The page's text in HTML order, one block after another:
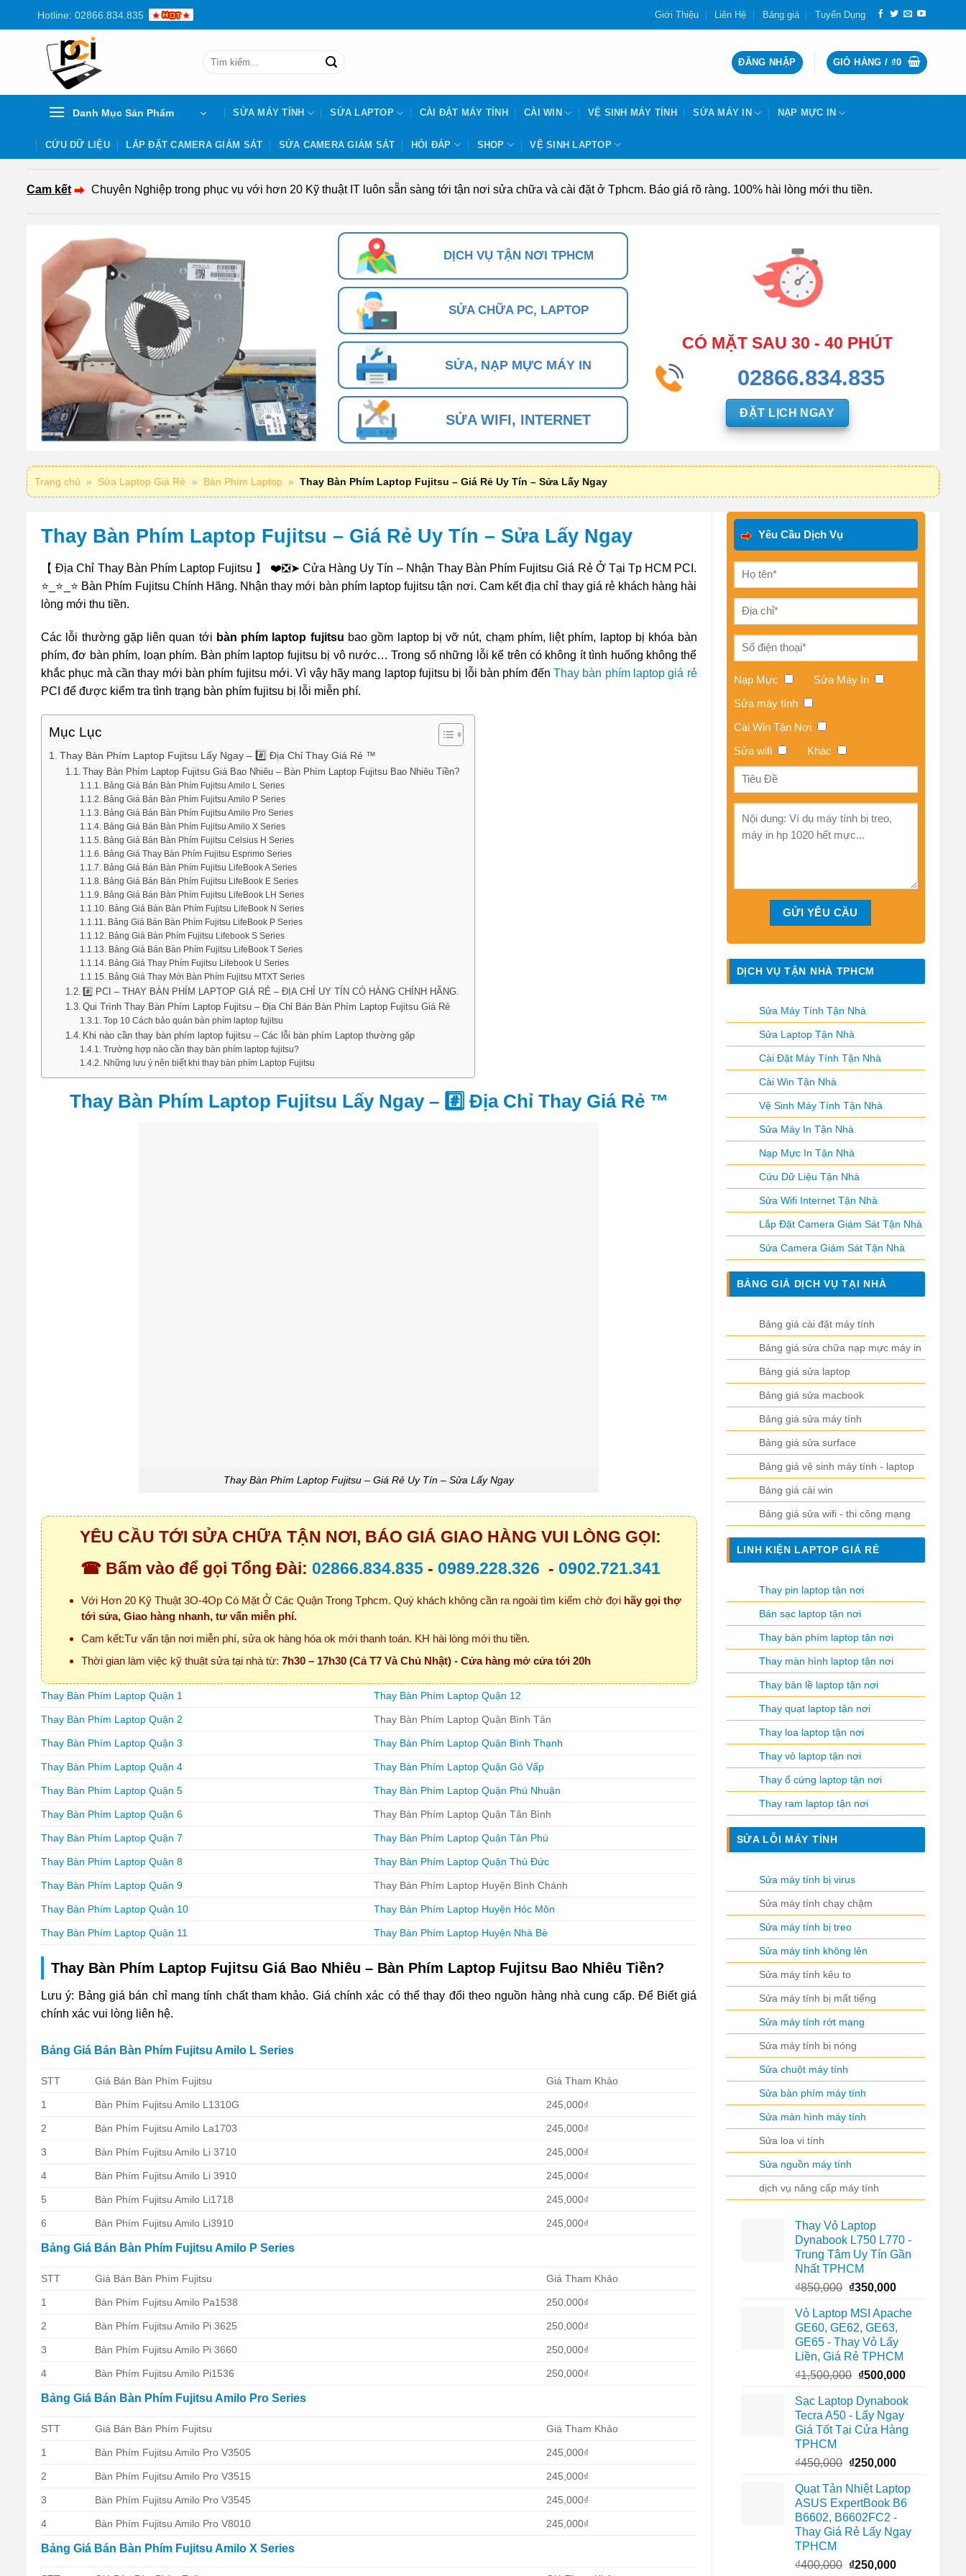
Hotline: 02866.834.835 Giới Thiệu Liên Hệ Bảng giá Tuyển Dụng
Tìm
ĐĂNG NHẬP GIỎ HÀNG / ₫0
Danh Mục Sản Phẩm SỬA MÁY TÍNH SỬA LAPTOP CÀI ĐẶT MÁY TÍNH CÀI WIN VỆ SINH MÁY TÍNH SỬA MÁY IN NẠP MỰC IN
CỨU DỮ LIỆU LẮP ĐẶT CAMERA GIÁM SÁT SỬA CAMERA GIÁM SÁT HỎI ĐÁP SHOP VỆ SINH LAPTOP
Cam kết Chuyên Nghiệp trong phục vụ với hơn 20 Kỹ thuật IT luôn sẵn sàng tới tận nơi sửa chữa và cài đặt ở Tphcm. Báo giá rõ ràng. 100% hài lòng mới thu tiền.
DỊCH VỤ TẬN NƠI TPHCM
SỬA CHỮA PC, LAPTOP
SỬA, NẠP MỰC MÁY IN
SỬA WIFI, INTERNET
CÓ MẶT SAU 30 - 40 PHÚT
02866.834.835
ĐẶT LỊCH NGAY
Trang chủ » Sửa Laptop Giá Rẻ » Bàn Phím Laptop » Thay Bàn Phím Laptop Fujitsu – Giá Rẻ Uy Tín – Sửa Lấy Ngay
Thay Bàn Phím Laptop Fujitsu – Giá Rẻ Uy Tín – Sửa Lấy Ngay
【 Địa Chỉ Thay Bàn Phím Laptop Fujitsu 】 ❤️❎➤ Cửa Hàng Uy Tín – Nhận Thay Bàn Phím Fujitsu Giá Rẻ Ở Tại Tp HCM PCI.
⭐_⭐_⭐ Bàn Phím Fujitsu Chính Hãng. Nhận thay mới bàn phím laptop fujitsu tận nơi. Cam kết địa chỉ thay giá rẻ khách hàng hài
lòng mới thu tiền.
Các lỗi thường gặp liên quan tới bàn phím laptop fujitsu bao gồm laptop bị vỡ nút, chạm phím, liệt phím, laptop bị khóa bàn
phím, đơ bàn phím, loạn phím. Bàn phím laptop fujitsu bị vô nước… Trong số những lỗi kể trên có không ít tình huống không thể
khắc phục mà cần thay mới bàn phím fujitsu mới. Vì vậy hãy mang laptop fujitsu bị lỗi bàn phím đến Thay bàn phím laptop giá rẻ
PCI để được kiểm tra tình trạng bàn phím fujitsu bị lỗi miễn phí.
Mục Lục
Thay Bàn Phím Laptop Fujitsu Lấy Ngay – #️⃣ Địa Chỉ Thay Giá Rẻ ™
Thay Bàn Phím Laptop Fujitsu Giá Bao Nhiêu – Bàn Phím Laptop Fujitsu Bao Nhiêu Tiền?
Bảng Giá Bán Bàn Phím Fujitsu Amilo L Series
Bảng Giá Bán Bàn Phím Fujitsu Amilo P Series
Bảng Giá Bán Bàn Phím Fujitsu Amilo Pro Series
Bảng Giá Bán Bàn Phím Fujitsu Amilo X Series
Bảng Giá Bán Bàn Phím Fujitsu Celsius H Series
Bảng Giá Thay Bàn Phím Fujitsu Esprimo Series
Bảng Giá Bán Bàn Phím Fujitsu LifeBook A Series
Bảng Giá Bán Bàn Phím Fujitsu LifeBook E Series
Bảng Giá Bán Bàn Phím Fujitsu LifeBook LH Series
Bảng Giá Bán Bàn Phím Fujitsu LifeBook N Series
Bảng Giá Bán Bàn Phím Fujitsu LifeBook P Series
Bảng Giá Bàn Phím Fujitsu Lifebook S Series
Bảng Giá Bán Bàn Phím Fujitsu LifeBook T Series
Bảng Giá Thay Phím Fujitsu Lifebook U Series
Bảng Giá Thay Mới Bàn Phím Fujitsu MTXT Series
#️⃣ PCI – THAY BÀN PHÍM LAPTOP GIÁ RẺ – ĐỊA CHỈ UY TÍN CÓ HÀNG CHÍNH HÃNG.
Qui Trình Thay Bàn Phím Laptop Fujitsu – Địa Chỉ Bán Bàn Phím Laptop Fujitsu Giá Rẻ
Top 10 Cách bảo quản bàn phím laptop fujitsu
Khi nào cần thay bàn phím laptop fujitsu – Các lỗi bàn phím Laptop thường gặp
Trường hợp nào cần thay bàn phím laptop fujitsu?
Những lưu ý nên biết khi thay bàn phím Laptop Fujitsu
Thay Bàn Phím Laptop Fujitsu Lấy Ngay – #️⃣ Địa Chỉ Thay Giá Rẻ ™
Thay Bàn Phím Laptop Fujitsu – Giá Rẻ Uy Tín – Sửa Lấy Ngay
YÊU CẦU TỚI SỬA CHỮA TẬN NƠI, BÁO GIÁ GIAO HÀNG VUI LÒNG GỌI:
☎ Bấm vào để gọi Tổng Đài: 02866.834.835 - 0989.228.326 - 0902.721.341
Với Hơn 20 Kỹ Thuật 3O-4Op Có Mặt Ở Các Quận Trong Tphcm. Quý khách không cần ra ngoài tìm kiếm chờ đợi hãy gọi thợ
tới sửa, Giao hàng nhanh, tư vấn miễn phí.
Cam kết:Tư vấn tận nơi miễn phí, sửa ok hàng hóa ok mới thanh toán. KH hài lòng mới thu tiền.
Thời gian làm việc kỹ thuật sửa tại nhà từ: 7h30 – 17h30 (Cả T7 Và Chủ Nhật) - Cửa hàng mở cửa tới 20h
Thay Bàn Phím Laptop Quận 1 Thay Bàn Phím Laptop Quận 12
Thay Bàn Phím Laptop Quận 2 Thay Bàn Phím Laptop Quận Bình Tân
Thay Bàn Phím Laptop Quận 3 Thay Bàn Phím Laptop Quận Bình Thạnh
Thay Bàn Phím Laptop Quận 4 Thay Bàn Phím Laptop Quận Gò Vấp
Thay Bàn Phím Laptop Quận 5 Thay Bàn Phím Laptop Quận Phú Nhuận
Thay Bàn Phím Laptop Quận 6 Thay Bàn Phím Laptop Quận Tân Bình
Thay Bàn Phím Laptop Quận 7 Thay Bàn Phím Laptop Quận Tân Phú
Thay Bàn Phím Laptop Quận 8 Thay Bàn Phím Laptop Quận Thủ Đức
Thay Bàn Phím Laptop Quận 9 Thay Bàn Phím Laptop Huyện Bình Chánh
Thay Bàn Phím Laptop Quận 10 Thay Bàn Phím Laptop Huyện Hóc Môn
Thay Bàn Phím Laptop Quận 11 Thay Bàn Phím Laptop Huyện Nhà Bè
Thay Bàn Phím Laptop Fujitsu Giá Bao Nhiêu – Bàn Phím Laptop Fujitsu Bao Nhiêu Tiền?
Lưu ý: Bảng giá bán chỉ mang tính chất tham khảo. Giá chính xác có thể thay đổi theo nguồn hàng nhà cung cấp. Để Biết giá
chính xác vui lòng liên hệ.
Bảng Giá Bán Bàn Phím Fujitsu Amilo L Series
STT Giá Bán Bàn Phím Fujitsu Giá Tham Khảo
1 Bàn Phím Fujitsu Amilo L1310G 245,000₫
2 Bàn Phím Fujitsu Amilo La1703 245,000₫
3 Bàn Phím Fujitsu Amilo Li 3710 245,000₫
4 Bàn Phím Fujitsu Amilo Li 3910 245,000₫
5 Bàn Phím Fujitsu Amilo Li1718 245,000₫
6 Bàn Phím Fujitsu Amilo Li3910 245,000₫
Bảng Giá Bán Bàn Phím Fujitsu Amilo P Series
STT Giá Bán Bàn Phím Fujitsu Giá Tham Khảo
1 Bàn Phím Fujitsu Amilo Pa1538 250,000₫
2 Bàn Phím Fujitsu Amilo Pi 3625 250,000₫
3 Bàn Phím Fujitsu Amilo Pi 3660 250,000₫
4 Bàn Phím Fujitsu Amilo Pi1536 250,000₫
Bảng Giá Bán Bàn Phím Fujitsu Amilo Pro Series
STT Giá Bán Bàn Phím Fujitsu Giá Tham Khảo
1 Bàn Phím Fujitsu Amilo Pro V3505 245,000₫
2 Bàn Phím Fujitsu Amilo Pro V3515 245,000₫
3 Bàn Phím Fujitsu Amilo Pro V3545 245,000₫
4 Bàn Phím Fujitsu Amilo Pro V8010 245,000₫
Bảng Giá Bán Bàn Phím Fujitsu Amilo X Series
Yêu Cầu Dịch Vụ
Nạp Mực
Sửa Máy In
Sửa máy tính
Cài Win Tận Nơi
Sửa wifi
Khác
DỊCH VỤ TẬN NHÀ TPHCM
Sửa Máy Tính Tận Nhà
Sửa Laptop Tận Nhà
Cài Đặt Máy Tính Tận Nhà
Cài Win Tận Nhà
Vệ Sinh Máy Tính Tận Nhà
Sửa Máy In Tận Nhà
Nạp Mực In Tận Nhà
Cứu Dữ Liệu Tận Nhà
Sửa Wifi Internet Tận Nhà
Lắp Đặt Camera Giám Sát Tận Nhà
Sửa Camera Giám Sát Tận Nhà
BẢNG GIÁ DỊCH VỤ TẠI NHÀ
Bảng giá cài đặt máy tính
Bảng giá sửa chữa nạp mực máy in
Bảng giá sửa laptop
Bảng giá sửa macbook
Bảng giá sửa máy tính
Bảng giá sửa surface
Bảng giá vệ sinh máy tính - laptop
Bảng giá cài win
Bảng giá sửa wifi - thi công mạng
LINH KIỆN LAPTOP GIÁ RẺ
Thay pin laptop tận nơi
Bán sạc laptop tận nơi
Thay bàn phím laptop tận nơi
Thay màn hình laptop tận nơi
Thay bản lề laptop tận nơi
Thay quạt laptop tận nơi
Thay loa laptop tận nơi
Thay vỏ laptop tận nơi
Thay ổ cứng laptop tận nơi
Thay ram laptop tận nơi
SỬA LỖI MÁY TÍNH
Sửa máy tính bị virus
Sửa máy tính chạy chậm
Sửa máy tính bị treo
Sửa máy tính không lên
Sửa máy tính kêu to
Sửa máy tính bị mất tiếng
Sửa máy tính rớt mạng
Sửa máy tính bị nóng
Sửa chuột máy tính
Sửa bàn phím máy tính
Sửa màn hình máy tính
Sửa loa vi tính
Sửa nguồn máy tính
dịch vụ nâng cấp máy tính
Thay Vỏ Laptop
Dynabook L750 L770 -
Trung Tâm Uy Tín Gần
Nhất TPHCM
₫850,000 Giá
là:
₫850,000.
₫350,000Giá
tại
là:
₫350,000.
Vỏ Laptop MSI Apache
GE60, GE62, GE63,
GE65 - Thay Vỏ Lấy
Liền, Giá Rẻ TPHCM
₫1,500,000 Giá
là:
₫1,500,000.
₫500,000Giá
tại
₫500,000.
Sạc Laptop Dynabook
Tecra A50 - Lấy Ngay
Giá Tốt Tại Cửa Hàng
TPHCM
₫450,000 Giá
là:
₫450,000.
₫250,000Giá
tại
là:
₫250,000.
Quạt Tản Nhiệt Laptop
ASUS ExpertBook B6
B6602, B6602FC2 -
Thay Giá Rẻ Lấy Ngay
TPHCM
₫400,000 Giá
₫250,000Giá